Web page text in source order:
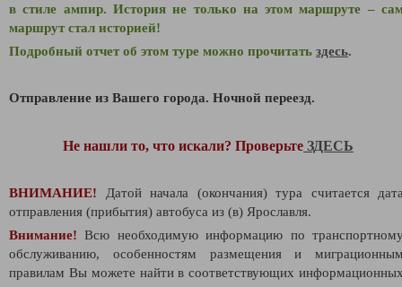
в стиле ампир. История не только на этом маршруте –
маршрут стал историей!
Подробный отчет об этом туре можно прочитать здесь.
Отправление из Вашего города. Ночной переезд.
Не нашли то, что искали? Проверьте ЗДЕСЬ
ВНИМАНИЕ! Датой начала (окончания) тура считается
отправления (прибытия) автобуса из (в) Ярославля.
Внимание! Всю необходимую информацию по
обслуживанию, особенностям размещения и
правилам Вы можете найти в соответствующих